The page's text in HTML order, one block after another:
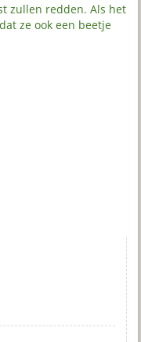
zullen redden. Als het
ze ook een beetje